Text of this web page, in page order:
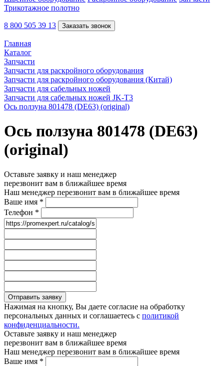
Трикотажное полотно
8 800 505 39 13 Заказать звонок
Главная
Каталог
Запчасти
Запчасти для раскройного оборудования
Запчасти для раскройного оборудования (Китай)
Запчасти для сабельных ножей
Запчасти для сабельных ножей JK-T3
Ось ползуна 801478 (DE63) (original)
Ось ползуна 801478 (DE63)
(original)
Оставьте заявку и наш менеджер
перезвонит вам в ближайшее время
Наш менеджер перезвонит вам в ближайшее время
Ваше имя *
Телефон *
Отправить заявку
Нажимая на кнопку, Вы даете согласие на обработку
персональных данных и соглашаетесь с политикой
конфиденциальности.
Оставьте заявку и наш менеджер
перезвонит вам в ближайшее время
Наш менеджер перезвонит вам в ближайшее время
Ваше имя *